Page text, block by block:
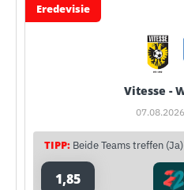
Eredevisie
Vitesse -
TIPP: Beide Teams treffen
1,85